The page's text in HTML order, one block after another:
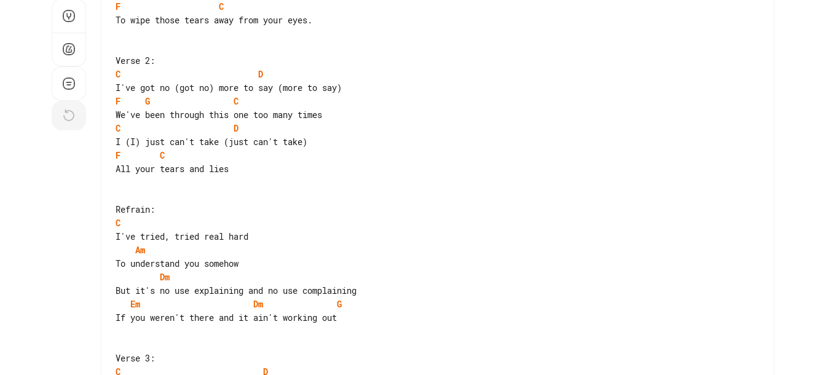
F
C
To wipe those tears away from your eyes.
C
D
F
G
C
C
D
F
C
All your tears and lies
C
Am
Dm
Em
Dm
G
If you weren't there and it ain't working out
C
D